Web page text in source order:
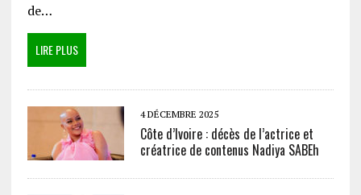
de…
LIRE PLUS
4 DÉCEMBRE 2025
Côte d’Ivoire : décès de l’actrice et
créatrice de contenus Nadiya SABEh